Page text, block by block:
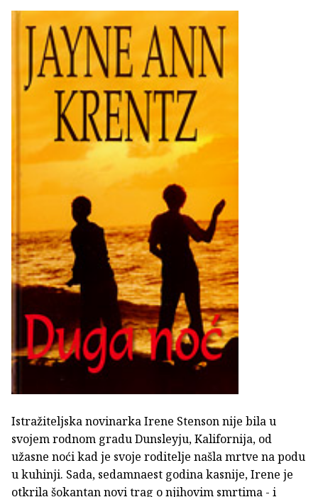
Istražiteljska novinarka Irene Stenson nije bila u
svojem rodnom gradu Dunsleyju, Kalifornija, od
užasne noći kad je svoje roditelje našla mrtve na podu
u kuhinji. Sada, sedamnaest godina kasnije, Irene je
otkrila šokantan novi trag o njihovim smrtima - i